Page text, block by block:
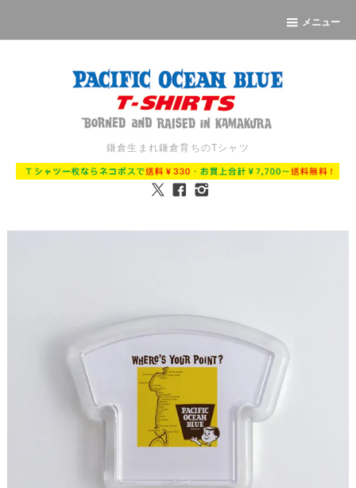
メニュー
鎌倉生まれ鎌倉育ちのTシャツ